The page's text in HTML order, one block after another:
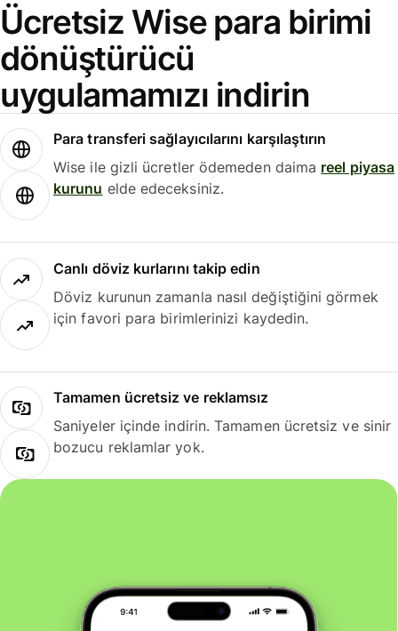
Ücretsiz Wise para birimi
dönüştürücü
uygulamamızı indirin
Para transferi sağlayıcılarını karşılaştırın
Wise ile gizli ücretler ödemeden daima reel piyasa
kurunu elde edeceksiniz.
Canlı döviz kurlarını takip edin
Döviz kurunun zamanla nasıl değiştiğini görmek
için favori para birimlerinizi kaydedin.
Tamamen ücretsiz ve reklamsız
Saniyeler içinde indirin. Tamamen ücretsiz ve sinir
bozucu reklamlar yok.